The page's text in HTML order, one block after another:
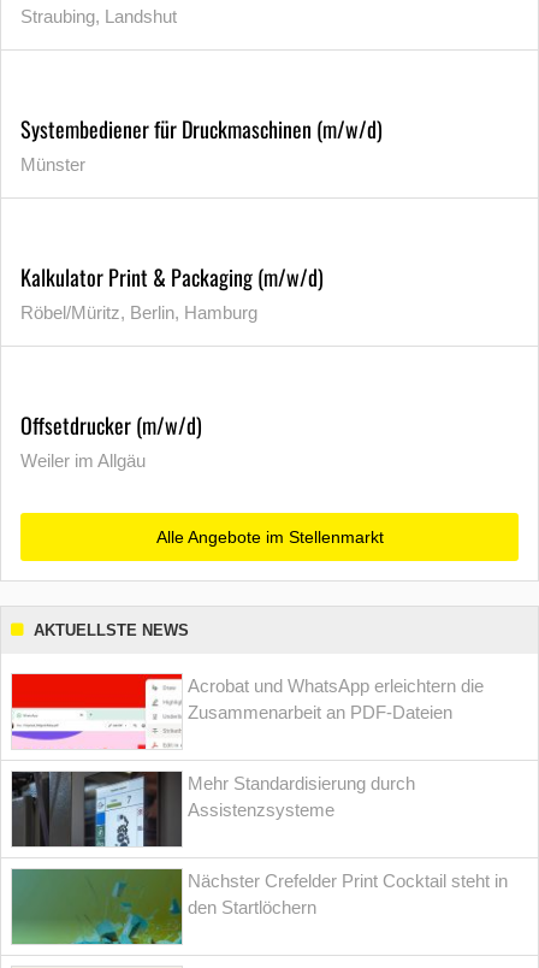
Straubing, Landshut
Systembediener für Druckmaschinen (m/w/d)
Münster
Kalkulator Print & Packaging (m/w/d)
Röbel/Müritz, Berlin, Hamburg
Offsetdrucker (m/w/d)
Weiler im Allgäu
Alle Angebote im Stellenmarkt
AKTUELLSTE NEWS
Acrobat und WhatsApp erleichtern die
Zusammenarbeit an PDF-Dateien
Mehr Standardisierung durch
Assistenzsysteme
Nächster Crefelder Print Cocktail steht in
den Startlöchern